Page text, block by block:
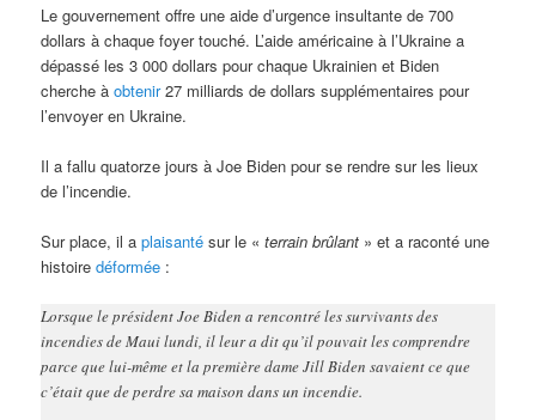
Le gouvernement offre une aide d’urgence insultante de 700
dollars à chaque foyer touché. L’aide américaine à l’Ukraine a
dépassé les 3 000 dollars pour chaque Ukrainien et Biden
cherche àobtenir27 milliards de dollars supplémentaires pour
l’envoyer en Ukraine.
Il a fallu quatorze jours à Joe Biden pour se rendre sur les lieux
de l’incendie.
Sur place, il aplaisanté sur le «terrain brûlant » et a raconté une
histoiredéformée :
Lorsque le président Joe Biden a rencontré les survivants des
incendies de Maui lundi, il leur a dit qu’il pouvait les comprendre
parce que lui-même et la première dame Jill Biden savaient ce que
c’était que de perdre sa maison dans un incendie.